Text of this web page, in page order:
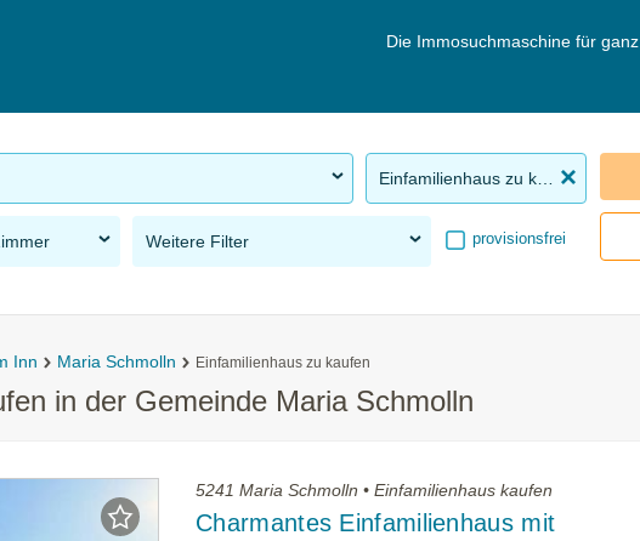
Die Immosuchmaschine für ganz
Weitere Filter provisionsfrei
Inn Maria Schmolln Einfamilienhaus zu kaufen
in der Gemeinde Maria Schmolln
5241 Maria Schmolln • Einfamilienhaus kaufen
Charmantes Einfamilienhaus mit